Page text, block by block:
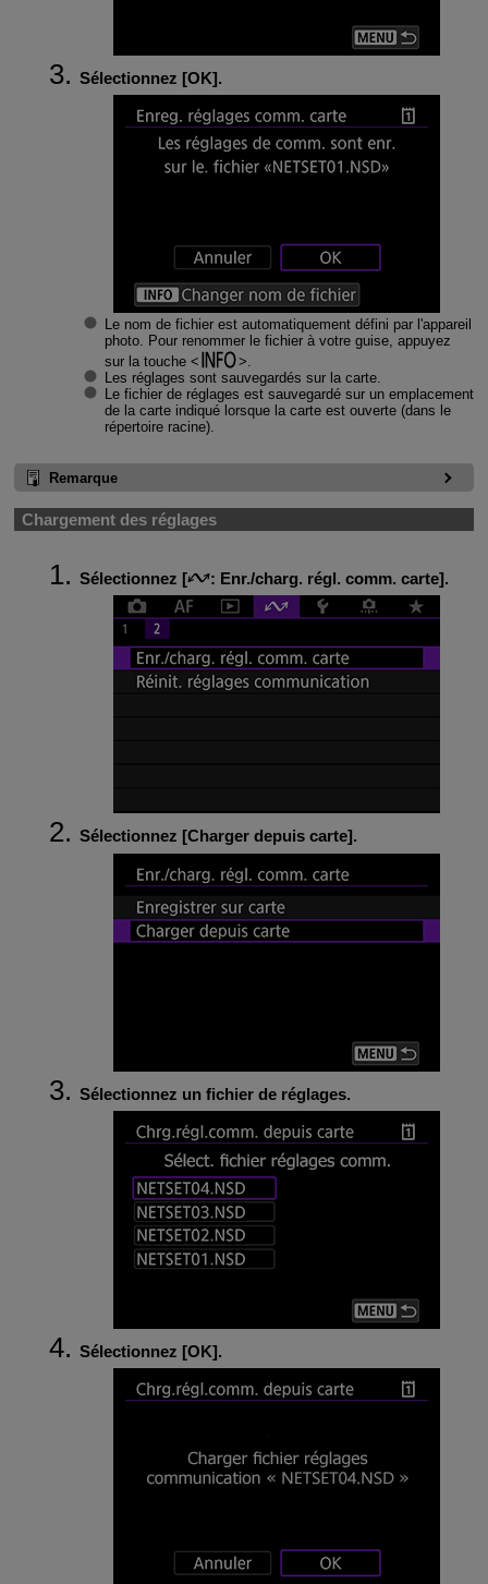
Sélectionnez [OK].
Le nom de fichier est automatiquement défini par l'appareil
photo. Pour renommer le fichier à votre guise, appuyez
sur la touche
.
Les réglages sont sauvegardés sur la carte.
Le fichier de réglages est sauvegardé sur un emplacement
de la carte indiqué lorsque la carte est ouverte (dans le
répertoire racine).
Remarque
Chargement des réglages
Sélectionnez [ : Enr./charg. régl. comm. carte].
Sélectionnez [Charger depuis carte].
Sélectionnez un fichier de réglages.
Sélectionnez [OK].